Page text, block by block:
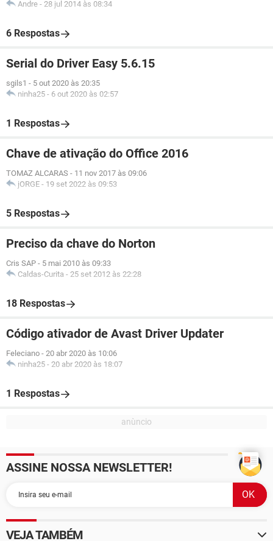
Andre - 28 jul 2014 às 08:34
6 Respostas
Serial do Driver Easy 5.6.15
sgils1 - 5 out 2020 às 20:35
ninha25 - 6 out 2020 às 02:57
1 Respostas
Chave de ativação do Office 2016
TOMAZ ALCARAS - 11 nov 2017 às 09:06
jORGE - 19 set 2022 às 09:53
5 Respostas
Preciso da chave do Norton
Cris SAP - 5 mai 2010 às 09:33
Caldas-Curita - 25 set 2012 às 22:28
18 Respostas
Código ativador de Avast Driver Updater
Feleciano - 20 abr 2020 às 10:06
ninha25 - 20 abr 2020 às 18:07
1 Respostas
ASSINE NOSSA NEWSLETTER!
VEJA TAMBÉM